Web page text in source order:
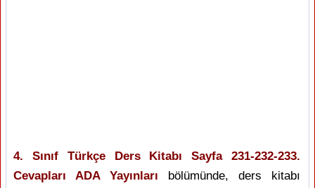
4. Sınıf Türkçe Ders Kitabı Sayfa 231-232-233.
Cevapları ADA Yayınları bölümünde, ders kitabı